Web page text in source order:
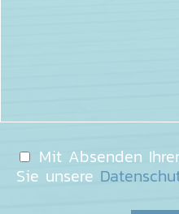
Mit Absenden
Sie unsere